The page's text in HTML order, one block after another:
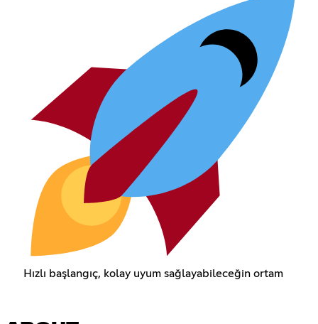
Hızlı başlangıç, kolay uyum sağlayabileceğin ortam